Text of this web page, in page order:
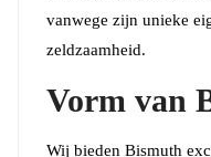
vanwege zijn unieke
zeldzaamheid.
Vorm van
Wij bieden Bismuth